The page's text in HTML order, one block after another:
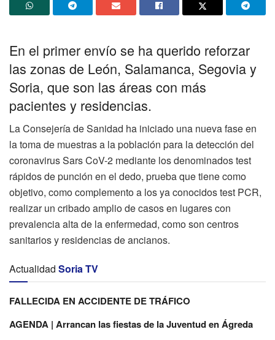
En el primer envío se ha querido reforzar
las zonas de León, Salamanca, Segovia y
Soria, que son las áreas con más
pacientes y residencias.
La Consejería de Sanidad ha iniciado una nueva fase en
la toma de muestras a la población para la detección del
coronavirus Sars CoV-2 mediante los denominados test
rápidos de punción en el dedo, prueba que tiene como
objetivo, como complemento a los ya conocidos test PCR,
realizar un cribado amplio de casos en lugares con
prevalencia alta de la enfermedad, como son centros
sanitarios y residencias de ancianos.
Actualidad Soria TV
FALLECIDA EN ACCIDENTE DE TRÁFICO
AGENDA | Arrancan las fiestas de la Juventud en Ágreda